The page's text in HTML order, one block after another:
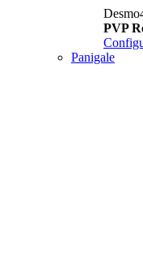
PVP
Panigale